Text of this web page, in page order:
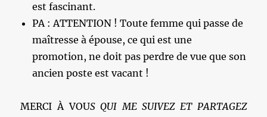
est fascinant.
PA : ATTENTION ! Toute femme qui passe de
maîtresse à épouse, ce qui est une
promotion, ne doit pas perdre de vue que son
ancien poste est vacant !
MERCI À VOUS QUI ME SUIVEZ ET PARTAGEZ